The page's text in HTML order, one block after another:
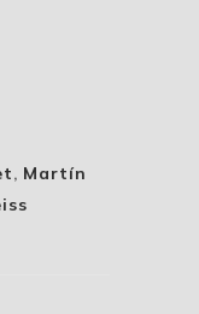
, Martín